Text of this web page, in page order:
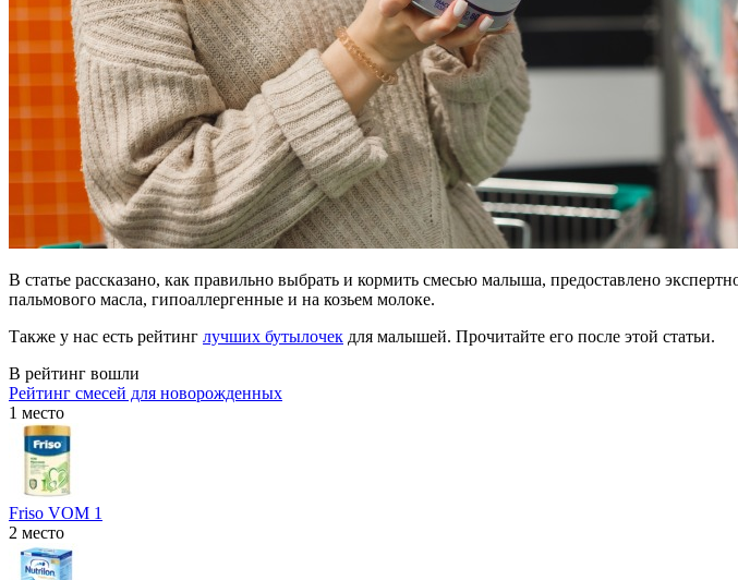
В статье рассказано, как правильно выбрать и кормить смесью малыша, предоставлено
пальмового масла, гипоаллергенные и на козьем молоке.
Также у нас есть рейтинг лучших бутылочек для малышей. Прочитайте его после этой статьи.
В рейтинг вошли
Рейтинг смесей для новорожденных
1 место
Friso VOM 1
2 место